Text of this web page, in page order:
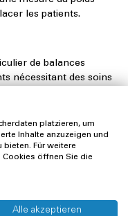
les patients.
de balances
nécessitant des soins
ainsi un outil
maisons de retraite.
platzieren, um
Inhalte anzuzeigen und
bieten. Für weitere
Cookies öffnen Sie die
Alle akzeptieren